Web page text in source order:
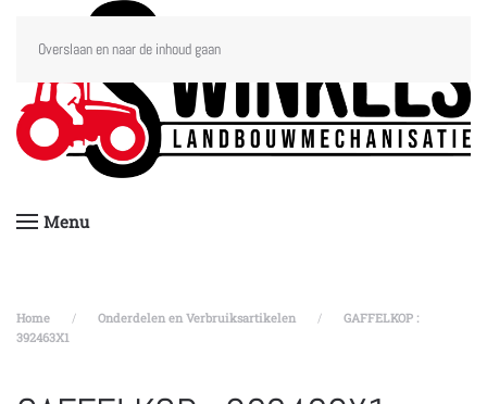
Overslaan en naar de inhoud gaan
Menu
Home Onderdelen en Verbruiksartikelen
GAFFELKOP :
392463X1